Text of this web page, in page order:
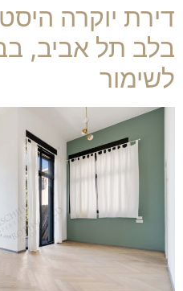
דירת יוקרה
בלב תל אביב,
לשימור